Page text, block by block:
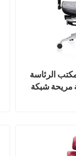
الرئاسة
مريحة شبكة